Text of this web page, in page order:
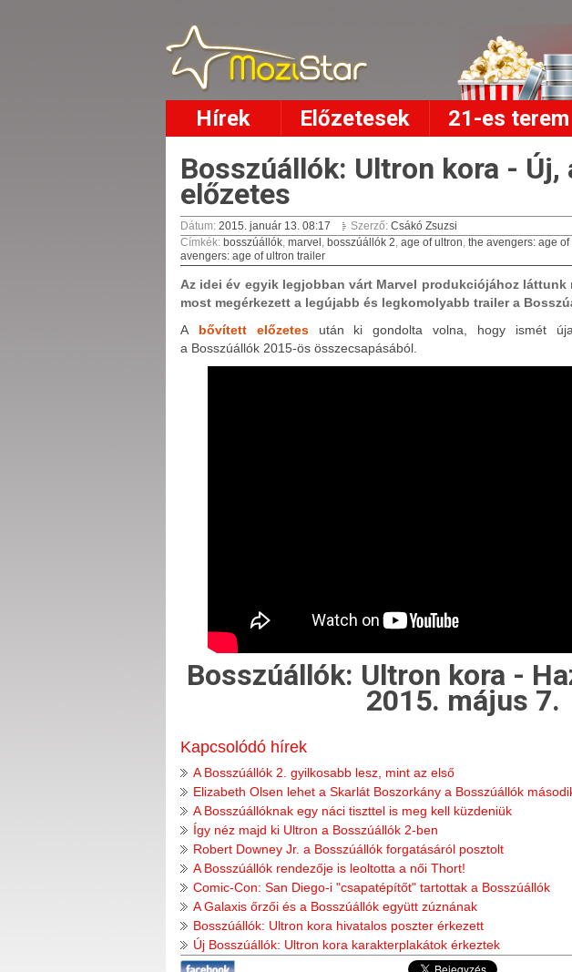
Hírek Előzetesek 21-es terem
Bosszúállók: Ultron kora - Új,
előzetes
Dátum: 2015. január 13. 08:17 Szerző: Csákó Zsuzsi
Címkék: bosszúállók, marvel , bosszúállók 2, age of ultron, the avengers: age of
avengers: age of ultron trailer
Az idei év egyik legjobban várt Marvel produkciójához láttunk
most megérkezett a legújabb és legkomolyabb trailer a
A bővített előzetesután ki gondolta volna, hogy ismét
a Bosszúállók 2015-ös összecsapásából.
Bosszúállók: Ultron kora -
2015. május 7.
Kapcsolódó hírek
A Bosszúállók 2. gyilkosabb lesz, mint az első
Elizabeth Olsen lehet a Skarlát Boszorkány a Bosszúállók
A Bosszúállóknak egy náci tiszttel is meg kell küzdeniük
Így néz majd ki Ultron a Bosszúállók 2-ben
Robert Downey Jr. a Bosszúállók forgatásáról posztolt
A Bosszúállók rendezője is leoltotta a női Thort!
Comic-Con: San Diego-i "csapatépítőt" tartottak a Bosszúállók
A Galaxis őrzői és a Bosszúállók együtt zúznának
Bosszúállók: Ultron kora hivatalos poszter érkezett
Új Bosszúállók: Ultron kora karakterplakátok érkeztek